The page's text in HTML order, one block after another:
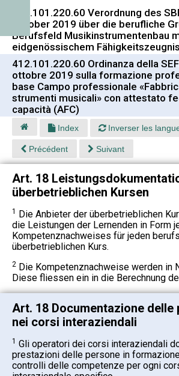
412.101.220.60 Verordnung des
Oktober 2019 über die berufliche
Berufsfeld Musikinstrumentenbau
eidgenössischem
412.101.220.60 Ordinanza della
ottobre 2019 sulla formazione
base Campo professionale
strumenti musicali» con attestato
capacità (AFC)
Index Inverser les
Précédent Suivant
Art. 18
überbetrieblichen Kursen
1 Die Anbieter der überbetrieblichen
die Leistungen der Lernenden in Form
Kompetenznachweises für jeden
überbetrieblichen Kurs.
2 Die Kompetenznachweise werden in
Diese fliessen ein in die Berechnung
Art. 18 Documentazione delle
nei corsi interaziendali
1 Gli operatori dei corsi interaziendali
prestazioni delle persone in
controlli delle competenze per ogni